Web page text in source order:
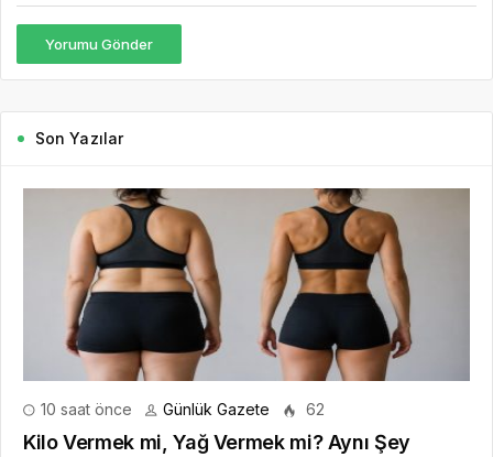
Yorumu Gönder
Son Yazılar
10 saat önce Günlük Gazete 62
Kilo Vermek mi, Yağ Vermek mi? Aynı Şey